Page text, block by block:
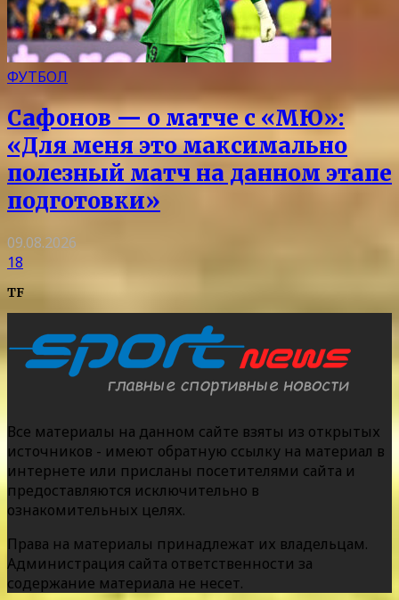
ФУТБОЛ
Сафонов — о матче с «МЮ»:
«Для меня это максимально
полезный матч на данном этапе
подготовки»
09.08.2026
18
TF
Все материалы на данном сайте взяты из открытых
источников - имеют обратную ссылку на материал в
интернете или присланы посетителями сайта и
предоставляются исключительно в
ознакомительных целях.
Права на материалы принадлежат их владельцам.
Администрация сайта ответственности за
содержание материала не несет.